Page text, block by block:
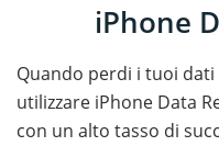
iPhone
Quando perdi i tuoi
utilizzare iPhone Data
con un alto tasso di